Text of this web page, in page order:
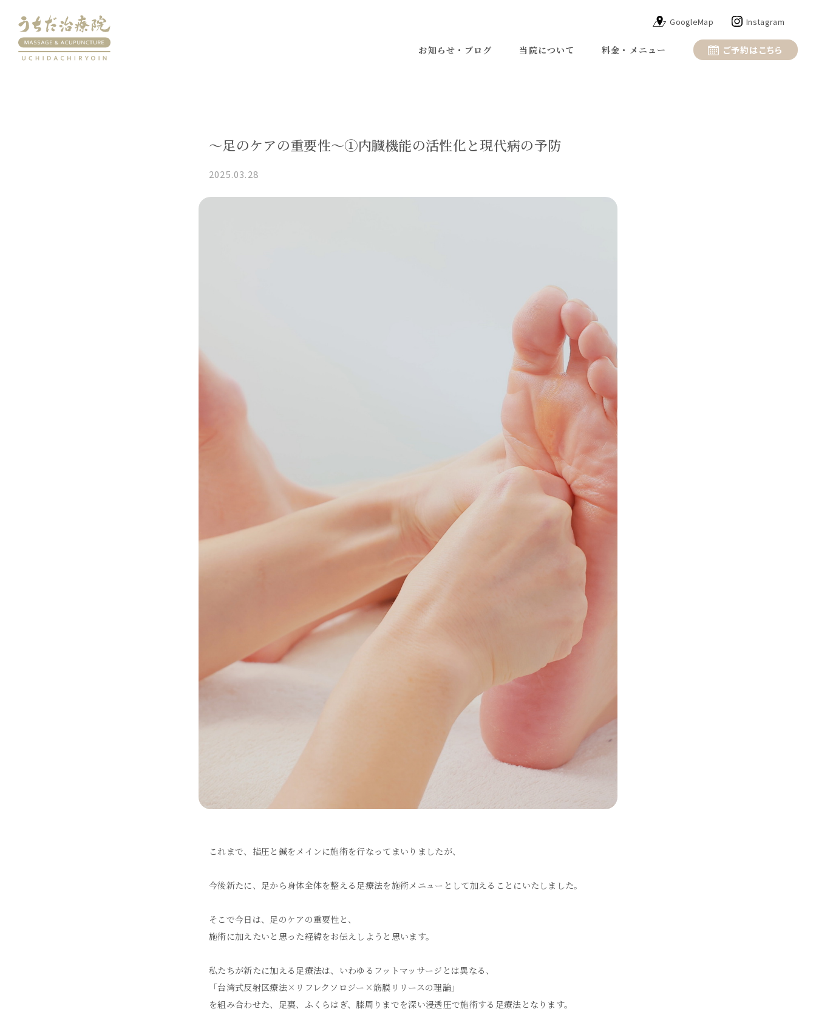
お知らせ・ブログ 当院について 料金・メニュー
GoogleMap Instagram
ご予約はこちら
〜足のケアの重要性〜①内臓機能の活性化と現代病の予防
2025.03.28
これまで、指圧と鍼をメインに施術を行なってまいりましたが、
今後新たに、足から身体全体を整える足療法を施術メニューとして加えることにいたしました。
そこで今日は、足のケアの重要性と、
施術に加えたいと思った経緯をお伝えしようと思います。
私たちが新たに加える足療法は、いわゆるフットマッサージとは異なる、
「台湾式反射区療法×リフレクソロジー×筋膜リリースの理論」
を組み合わせた、足裏、ふくらはぎ、膝周りまでを深い浸透圧で施術する足療法となります。